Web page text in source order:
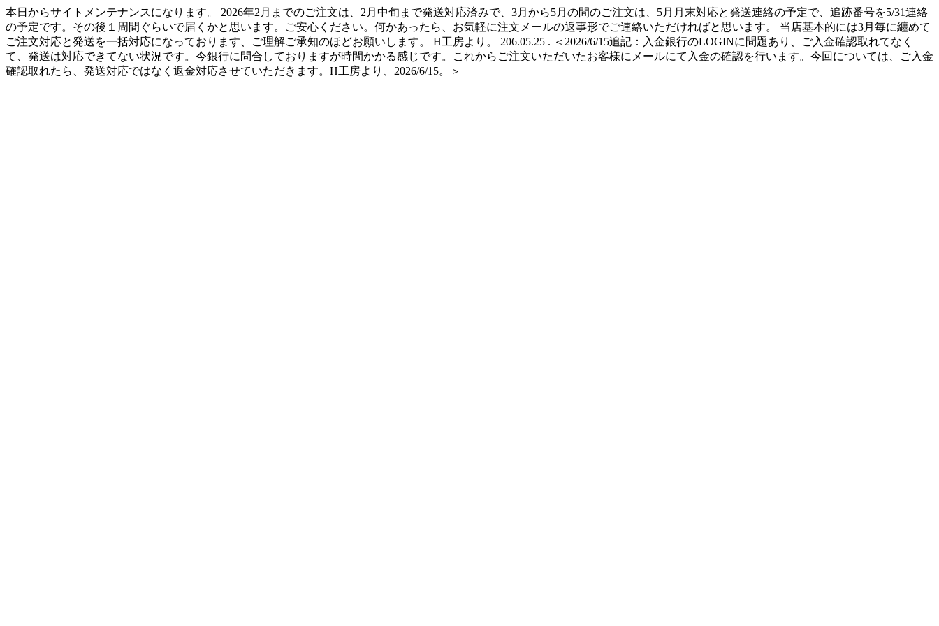
本日からサイトメンテナンスになります。 2026年2月までのご注文は、2月中旬まで発送対応済みで、3月から5月の間のご注文は、5月月末対応と発送連絡の予定で、追跡番号を5/31連絡
の予定です。その後１周間ぐらいで届くかと思います。ご安心ください。何かあったら、お気軽に注文メールの返事形でご連絡いただければと思います。 当店基本的には3月毎に纏めて
ご注文対応と発送を一括対応になっております、ご理解ご承知のほどお願いします。 H工房より。 206.05.25 . ＜2026/6/15追記：入金銀行のLOGINに問題あり、ご入金確認取れてなく
て、発送は対応できてない状況です。今銀行に問合しておりますが時間かかる感じです。これからご注文いただいたお客様にメールにて入金の確認を行います。今回については、ご入金
確認取れたら、発送対応ではなく返金対応させていただきます。H工房より、2026/6/15。＞